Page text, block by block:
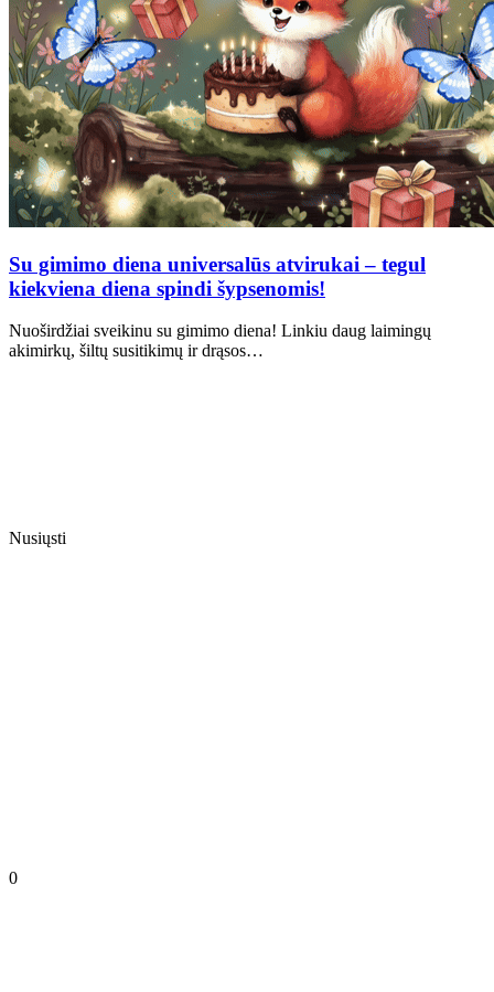
Su gimimo diena universalūs atvirukai – tegul
kiekviena diena spindi šypsenomis!
Nuoširdžiai sveikinu su gimimo diena! Linkiu daug laimingų
akimirkų, šiltų susitikimų ir drąsos…
Nusiųsti
0